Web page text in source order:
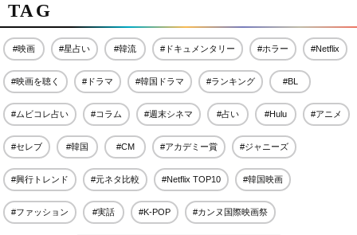
5
介ら実力派キャストが思い語る
#下重暁子 #友近 2026.07.05
6
BE:FIRST、映画『RYUJI 竜二』主題歌を書き下ろし
JUNONが作詞・作曲にも携わる
#BE:FIRST #JUNON 2026.07.30
7
Mrs. GREEN APPLE、大森元貴が『スパイダーマン』主
題歌制作の舞台裏を告白「ケヴィン・ファイギとメール
も」
#Mrs. GREEN APPLE #スパイダーマン：ブランド・ニュー・デイ
TAG
#映画 #星占い #韓流 #ドキュメンタリー #ホラー #Netflix
#映画を聴く #ドラマ #韓国ドラマ #ランキング #BL
#ムビコレ占い #コラム #週末シネマ #占い #Hulu #アニメ
#セレブ #韓国 #CM #アカデミー賞 #ジャニーズ
#興行トレンド #元ネタ比較 #Netflix TOP10 #韓国映画
#ファッション #実話 #K-POP #カンヌ国際映画祭